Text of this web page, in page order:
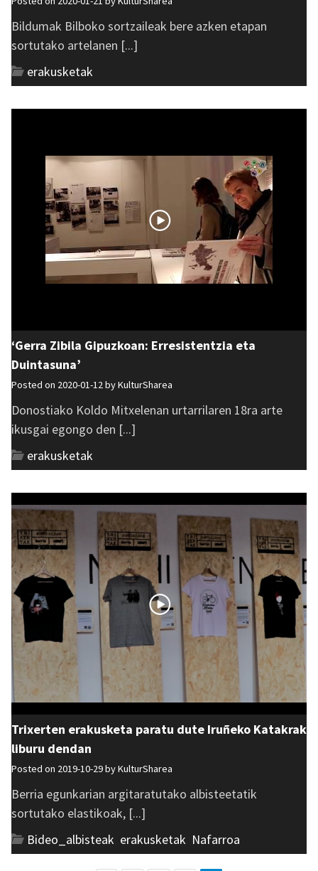
Bildumak Bilboko sortzaileak bere azken etapan
sortutako artelanen [...]
erakusketak
‘Gerra Zibila Gipuzkoan: Erresistentzia eta
Duintasuna’
Posted on 2020-01-12 byKulturSharea
Donostiako Koldo Mitxelenan urtarrilaren 18ra arte
ikusgai egongo den [...]
erakusketak
Trixerten erakusketa paratu dute Iruñeko Katakrak
liburu dendan
Posted on 2019-10-29 byKulturSharea
Berria egunkarian argitaratutako albisteetatik
sortutako elastikoak, [...]
Bideo_albisteak erakusketak Nafarroa